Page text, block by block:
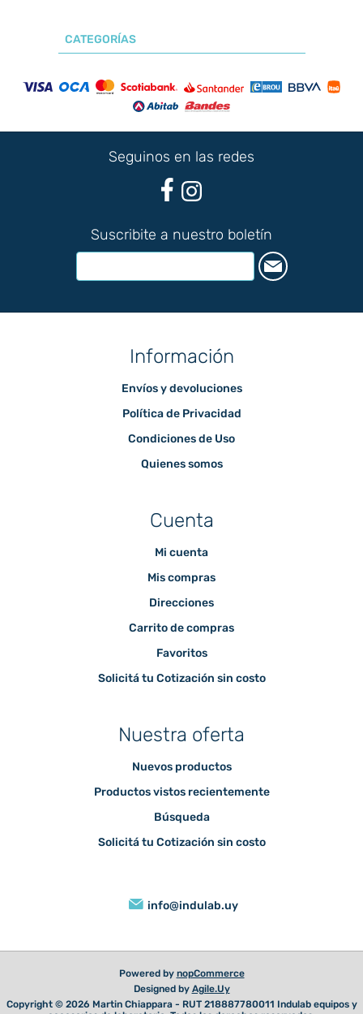
CATEGORÍAS
Seguinos en las redes
Suscribite a nuestro boletín
Información
Envíos y devoluciones
Política de Privacidad
Condiciones de Uso
Quienes somos
Cuenta
Mi cuenta
Mis compras
Direcciones
Carrito de compras
Favoritos
Solicitá tu Cotización sin costo
Nuestra oferta
Nuevos productos
Productos vistos recientemente
Búsqueda
Solicitá tu Cotización sin costo
info@indulab.uy
Powered by nopCommerce
Designed by Agile.Uy
Copyright © 2026 Martin Chiappara - RUT 218887780011 Indulab equipos y